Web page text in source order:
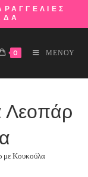
0 ΜΕΝΟΥ
Λεοπάρ
με Κουκούλα